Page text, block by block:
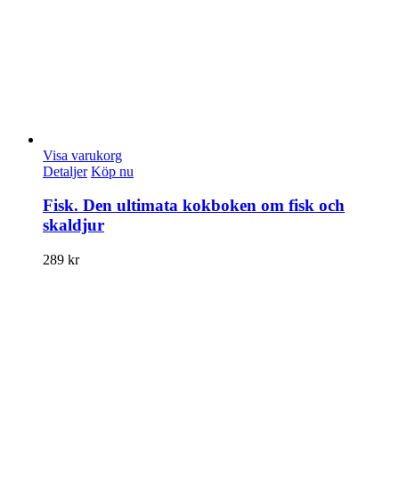
Visa varukorg
Detaljer Köp nu
Fisk. Den ultimata kokboken om fisk och
skaldjur
289 kr